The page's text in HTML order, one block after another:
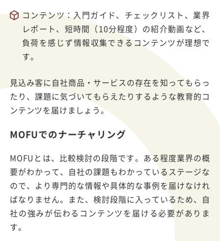
コンテンツ：入門ガイド、チェックリスト、業界
レポート、短時間（10分程度）の紹介動画など、
負荷を感じず情報収集できるコンテンツが理想で
す。
見込み客に自社商品・サービスの存在を知ってもらっ
たり、課題に気づいてもらえたりするような教育的コ
ンテンツを届けましょう。
MOFUでのナーチャリング
MOFUとは、比較検討の段階です。ある程度業界の概
要がわかって、自社の課題もわかっているステージな
ので、より専門的な情報や具体的な事例を届けなけれ
ばなりません。また、検討段階に入っているため、自
社の強みが伝わるコンテンツを届ける必要がありま
す。